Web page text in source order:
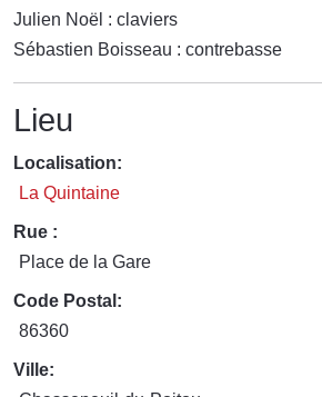
Julien Noël : claviers
Sébastien Boisseau : contrebasse
Lieu
Localisation:
La Quintaine
Rue :
Place de la Gare
Code Postal:
86360
Ville: